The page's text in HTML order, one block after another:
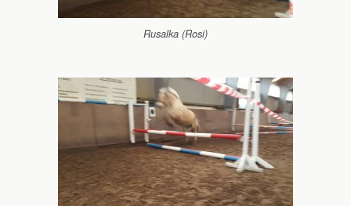
Rusalka (Rosi)